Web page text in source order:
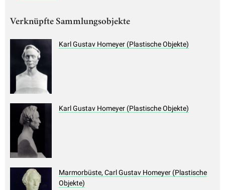
Verknüpfte Sammlungsobjekte
Karl Gustav Homeyer (Plastische Objekte)
Karl Gustav Homeyer (Plastische Objekte)
Marmorbüste, Carl Gustav Homeyer (Plastische
Objekte)